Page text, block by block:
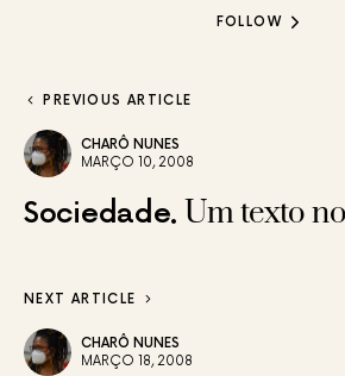
FOLLOW
PREVIOUS ARTICLE
CHARÔ NUNES
MARÇO 10, 2008
Sociedade Um texto
NEXT ARTICLE
CHARÔ NUNES
MARÇO 18, 2008